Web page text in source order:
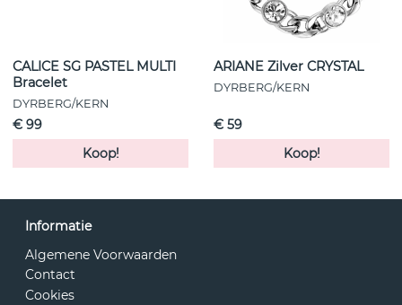
CALICE SG PASTEL MULTI
Bracelet
DYRBERG/KERN
€ 99
Koop!
ARIANE Zilver CRYSTAL
DYRBERG/KERN
€ 59
Koop!
Informatie
Algemene Voorwaarden
Contact
Cookies